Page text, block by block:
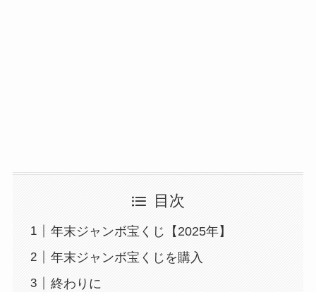
目次
年末ジャンボ宝くじ【2025年】
年末ジャンボ宝くじを購入
終わりに